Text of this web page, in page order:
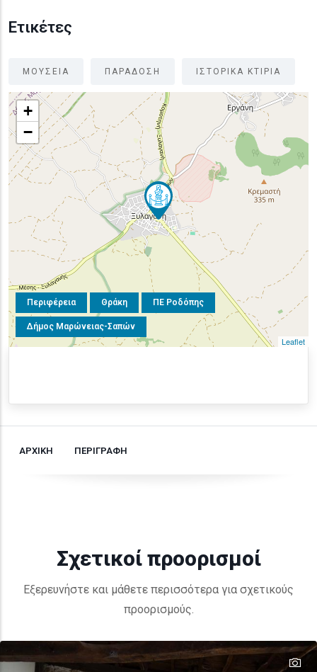
Ετικέτες
ΜΟΥΣΕΙΑ ΠΑΡΑΔΟΣΗ ΙΣΤΟΡΙΚΑ ΚΤΙΡΙΑ
Περιφέρεια Θράκη ΠΕ Ροδόπης
Δήμος Μαρώνειας-Σαπών
+
−
Leaflet
ΑΡΧΙΚΗ ΠΕΡΙΓΡΑΦΗ
Σχετικοί προορισμοί
Εξερευνήστε και μάθετε περισσότερα για σχετικούς
προορισμούς.